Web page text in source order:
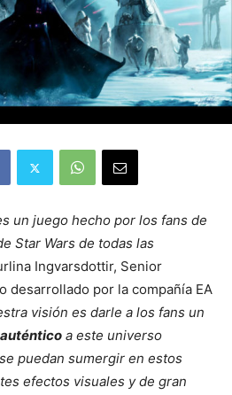
un juego hecho por los fans de
Star Wars de todas las
Ingvarsdottir, Senior
desarrollado por la compañía EA
visión es darle a los fans un
a este universo
puedan sumergir en estos
efectos visuales y de gran